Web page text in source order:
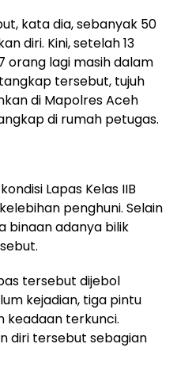
kata dia, sebanyak 50
diri. Kini, setelah 13
orang lagi masih dalam
tersebut, tujuh
di Mapolres Aceh
di rumah petugas.
Lapas Kelas IIB
penghuni. Selain
binaan adanya bilik
tersebut dijebol
kejadian, tiga pintu
keadaan terkunci.
diri tersebut sebagian